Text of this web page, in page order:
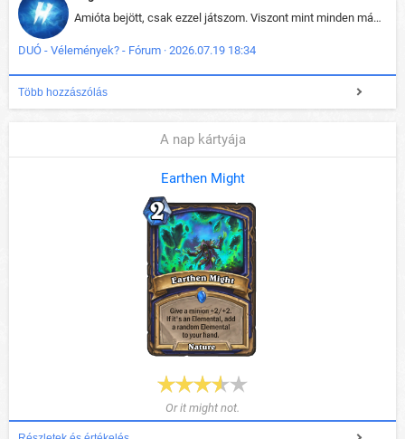
Amióta bejött, csak ezzel játszom. Viszont mint minden más - akár az alapjáték is, ez is baromira összetett lett. Néha már pár kör után is esélytelen az egész. Vagy irreállisan túltápol valaki, vagy lelép a partner, vagy csak hülye mint a segg. És amikor eljönne az én időm, na akkor jön el mindenki másé is. Engem jobban érdekelne, hogy ki milyen ratingen szokott játszani. Na ez lenne egy érdekes adat.
DUÓ - Vélemények? - Fórum · 2026.07.19 18:34
Több hozzászólás
A nap kártyája
Earthen Might
Or it might not.